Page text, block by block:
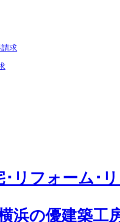
･リフォーム･
浜の優建築工